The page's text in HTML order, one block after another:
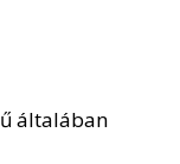
általában